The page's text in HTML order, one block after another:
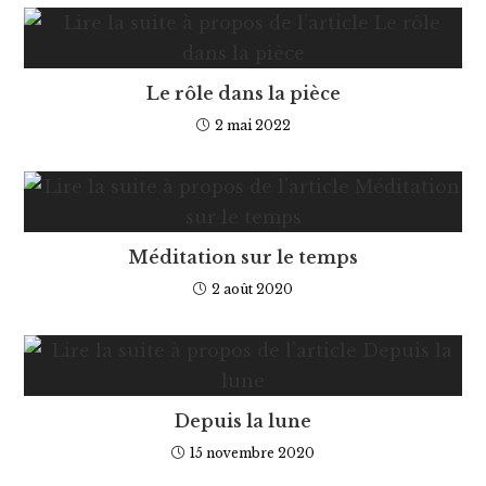
Le rôle dans la pièce
2 mai 2022
Méditation sur le temps
2 août 2020
Depuis la lune
15 novembre 2020